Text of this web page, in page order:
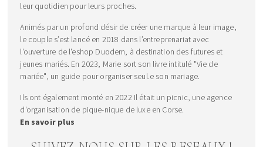
leur quotidien pour leurs proches.
Animés par un profond désir de créer une marque à leur image,
le couple s’est lancé en 2018 dans l’entreprenariat avec
l'ouverture de l'eshop Duodem, à destination des futures et
jeunes mariés. En 2023, Marie sort son livre intitulé "Vie de
mariée", un guide pour organiser seul.e son mariage.
Ils ont également monté en 2022 Il était un picnic, une agence
d'organisation de pique-nique de luxe en Corse.
En savoir plus